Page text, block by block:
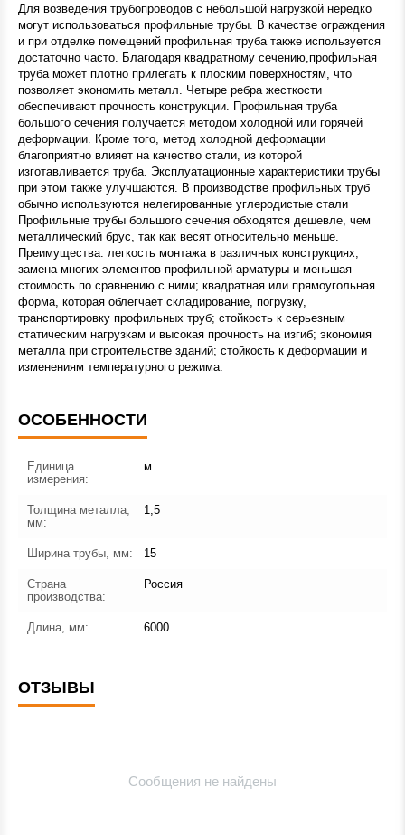
Для возведения трубопроводов с небольшой нагрузкой нередко
могут использоваться профильные трубы. В качестве ограждения
и при отделке помещений профильная труба также используется
достаточно часто. Благодаря квадратному сечению,профильная
труба может плотно прилегать к плоским поверхностям, что
позволяет экономить металл. Четыре ребра жесткости
обеспечивают прочность конструкции. Профильная труба
большого сечения получается методом холодной или горячей
деформации. Кроме того, метод холодной деформации
благоприятно влияет на качество стали, из которой
изготавливается труба. Эксплуатационные характеристики трубы
при этом также улучшаются. В производстве профильных труб
обычно используются нелегированные углеродистые стали
Профильные трубы большого сечения обходятся дешевле, чем
металлический брус, так как весят относительно меньше.
Преимущества: легкость монтажа в различных конструкциях;
замена многих элементов профильной арматуры и меньшая
стоимость по сравнению с ними; квадратная или прямоугольная
форма, которая облегчает складирование, погрузку,
транспортировку профильных труб; стойкость к серьезным
статическим нагрузкам и высокая прочность на изгиб; экономия
металла при строительстве зданий; стойкость к деформации и
изменениям температурного режима.
ОСОБЕННОСТИ
Единица
измерения:
м
Толщина металла,
мм:
1,5
Ширина трубы, мм: 15
Страна
производства:
Россия
Длина, мм: 6000
ОТЗЫВЫ
Сообщения не найдены